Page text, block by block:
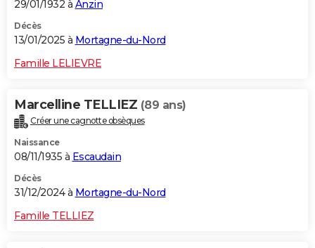
29/01/1932 à Anzin
Décès
13/01/2025 à Mortagne-du-Nord
Famille LELIEVRE
Marcelline TELLIEZ (89 ans)
Créer une cagnotte obsèques
Naissance
08/11/1935 à Escaudain
Décès
31/12/2024 à Mortagne-du-Nord
Famille TELLIEZ